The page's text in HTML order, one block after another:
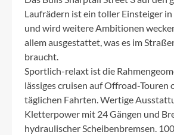
Laufrädern ist ein toller Einsteiger
und wird weitere Ambitionen
allem ausgestattet, was es im
braucht.
Sportlich-relaxt ist die
lässiges cruisen auf Offroad-Touren
täglichen Fahrten. Wertige
Kletterpower mit 24 Gängen und
hydraulischer Scheibenbremsen.